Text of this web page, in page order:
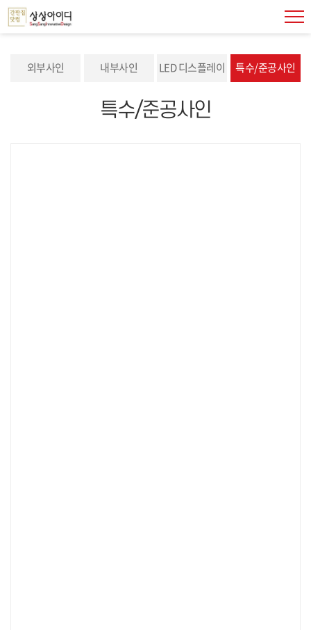
외부사인 내부사인 LED 디스플레이 특수/준공사인
특수/준공사인